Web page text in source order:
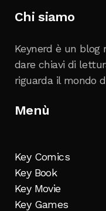
Chi siamo
Keynerd è un blog
dare chiavi di
riguarda il mondo
Menù
Key Comics
Key Book
Key Movie
Key Games